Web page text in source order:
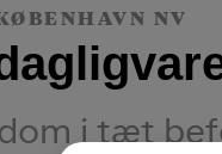
NV
i tæt